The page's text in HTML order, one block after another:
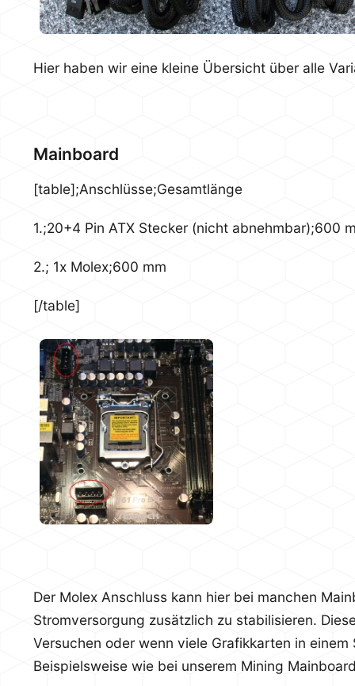
Hier haben wir eine kleine Übersicht über alle
Mainboard
[table];Anschlüsse;Gesamtlänge
1.;20+4 Pin ATX Stecker (nicht abnehmbar);600
2.; 1x Molex;600 mm
[/table]
Der Molex Anschluss kann hier bei manchen
Stromversorgung zusätzlich zu stabilisieren.
Versuchen oder wenn viele Grafikkarten in
Beispielsweise wie bei unserem Mining